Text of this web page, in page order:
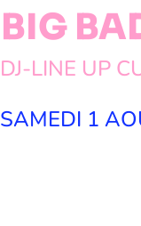
BIG
DJ-LINE UP
SAMEDI 1